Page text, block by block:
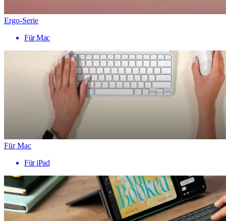
Ergo-Serie
Für Mac
Für Mac
Für iPad